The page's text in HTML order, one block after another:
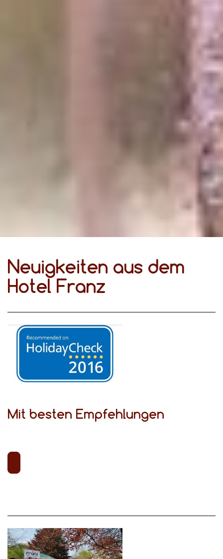
Neuigkeiten aus dem
Hotel Franz
Mit besten Empfehlungen